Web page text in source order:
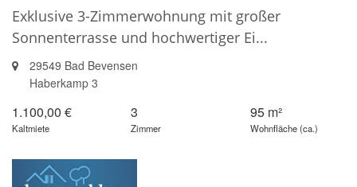
Exklusive 3-Zimmerwohnung mit großer
Sonnenterrasse und hochwertiger Ei...
29549 Bad Bevensen
Haberkamp 3
1.100,00 €
Kaltmiete
3
Zimmer
95 m²
Wohnfläche (ca.)